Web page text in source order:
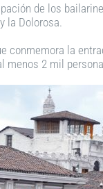
de los
la Dolorosa.
la
menos 2 mil